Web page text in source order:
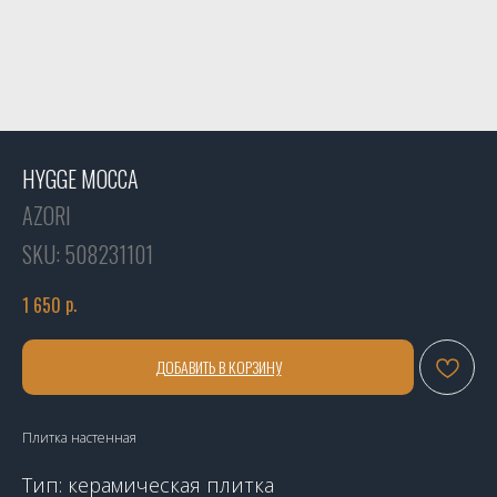
HYGGE MOCCA
AZORI
SKU: 508231101
1 650 р.
ДОБАВИТЬ В КОРЗИНУ
Плитка настенная
Тип: керамическая плитка